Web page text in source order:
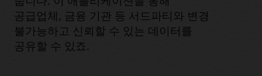
공급업체, 금융 기관 등 서드파티와 변경
불가능하고 신뢰할 수 있는 데이터를
공유할 수 있죠.